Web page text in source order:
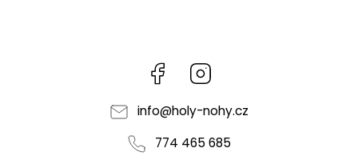
Facebook
info@holy-nohy.cz
774 465 685